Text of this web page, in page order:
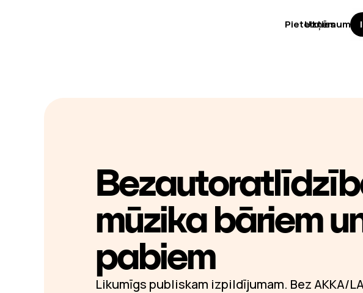
mūzika bāriem
pabiem
Likumīgs publiskam izpildījumam. Bez AKKA/
Uzņēmumu
Pieteikties